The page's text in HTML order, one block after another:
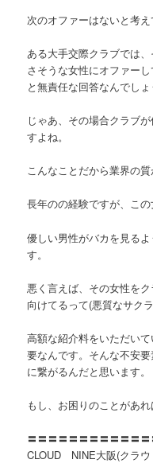
次のオファーはないと考え
ある大手交際クラブでは
さそうな女性にオファー
と無責任な回答なんでしょ
じゃあ、その場合クラブ
すよね。
こんなことだから業界の質
長年のの経験ですが、この
優しい男性がバカを見る
す。
悪く言えば、その女性を
向けてるって(悪質なサク
高額な紹介料をいただい
要なんです。そんな不安
に繋がるんだと思います。
もし、お困りのことがあ
〓〓〓〓〓〓〓〓〓〓〓
CLOUD NINE大阪(クラウ